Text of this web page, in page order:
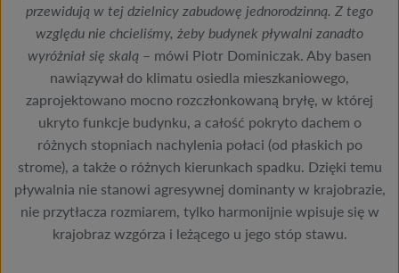
przewidują w tej dzielnicy zabudowę jednorodzinną. Z tego
względu nie chcieliśmy, żeby budynek pływalni zanadto
wyróżniał się skalą – mówi Piotr Dominiczak. Aby basen
nawiązywał do klimatu osiedla mieszkaniowego,
zaprojektowano mocno rozczłonkowaną bryłę, w której
ukryto funkcje budynku, a całość pokryto dachem o
różnych stopniach nachylenia połaci (od płaskich po
strome), a także o różnych kierunkach spadku. Dzięki temu
pływalnia nie stanowi agresywnej dominanty w krajobrazie,
nie przytłacza rozmiarem, tylko harmonijnie wpisuje się w
krajobraz wzgórza i leżącego u jego stóp stawu.